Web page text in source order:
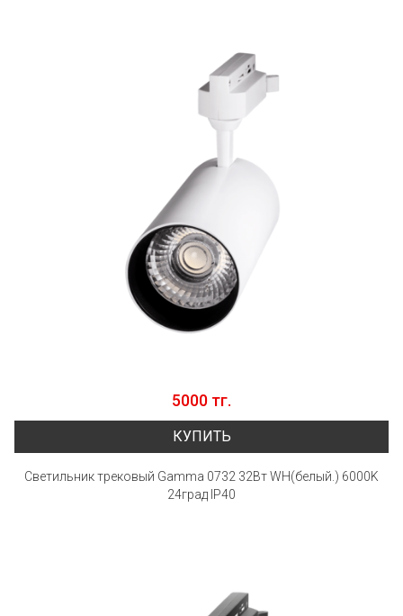
5000 тг.
КУПИТЬ
Светильник трековый Gamma 0732 32Вт WH(белый.) 6000K
24град IP40